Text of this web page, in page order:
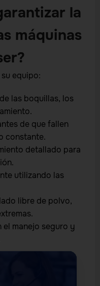
la
máquinas
equipo:
las boquillas, los
de que fallen
constante.
detallado para
utilizando las
libre de polvo,
manejo seguro y